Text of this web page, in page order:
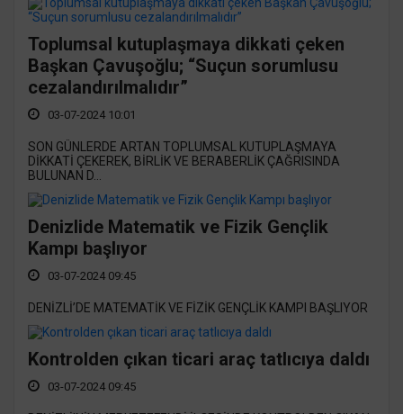
Toplumsal kutuplaşmaya dikkati çeken
Başkan Çavuşoğlu; “Suçun sorumlusu
cezalandırılmalıdır”
03-07-2024 10:01
SON GÜNLERDE ARTAN TOPLUMSAL KUTUPLAŞMAYA
DİKKATİ ÇEKEREK, BİRLİK VE BERABERLİK ÇAĞRISINDA
BULUNAN D...
Denizlide Matematik ve Fizik Gençlik
Kampı başlıyor
03-07-2024 09:45
DENİZLİ’DE MATEMATİK VE FİZİK GENÇLİK KAMPI BAŞLIYOR
Kontrolden çıkan ticari araç tatlıcıya daldı
03-07-2024 09:45